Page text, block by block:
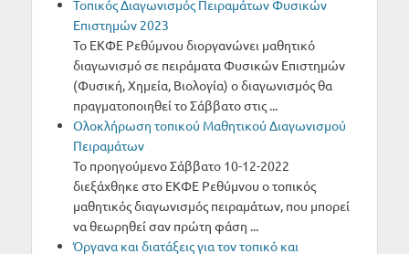
Τοπικός Διαγωνισμός Πειραμάτων Φυσικών
Επιστημών 2023
Το ΕΚΦΕ Ρεθύμνου διοργανώνει μαθητικό
διαγωνισμό σε πειράματα Φυσικών Επιστημών
(Φυσική, Χημεία, Βιολογία) ο διαγωνισμός θα
πραγματοποιηθεί το Σάββατο στις ...
Oλοκλήρωση τοπικού Μαθητικού Διαγωνισμού
Πειραμάτων
Το προηγούμενο Σάββατο 10-12-2022
διεξάχθηκε στο ΕΚΦΕ Ρεθύμνου ο τοπικός
μαθητικός διαγωνισμός πειραμάτων, που μπορεί
να θεωρηθεί σαν πρώτη φάση ...
Όργανα και διατάξεις για τον τοπικό και